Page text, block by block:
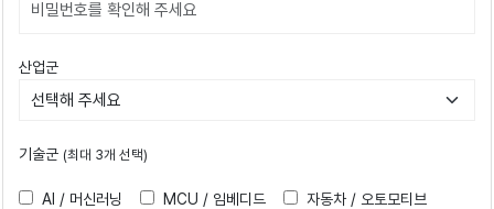
비밀번호확인
산업군
기술군 (최대 3개 선택)
AI / 머신러닝 MCU / 임베디드 자동차 / 오토모티브